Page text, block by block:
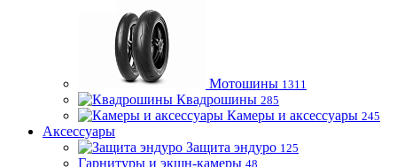
Мотошины 1311
Квадрошины 285
Камеры и аксессуары 245
Аксессуары
Защита эндуро 125
Гарнитуры и экшн-камеры 48